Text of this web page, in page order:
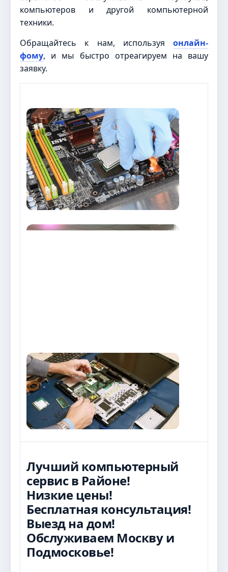
компьютеров и другой компьютерной
техники.
Обращайтесь к нам, используя онлайн-
фому, и мы быстро отреагируем на вашу
заявку.
Лучший компьютерный
сервис в Районе!
Низкие цены!
Бесплатная консультация!
Выезд на дом!
Обслуживаем Москву и
Подмосковье!